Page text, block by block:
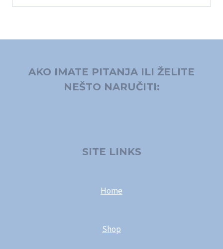
AKO IMATE PITANJA ILI ŽELITE
NEŠTO NARUČITI:
SITE LINKS
Home
Shop